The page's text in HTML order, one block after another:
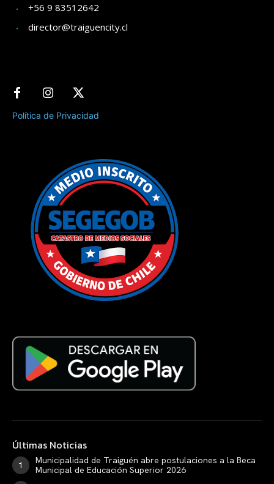
+56 9 83512642
director@traiguencity.cl
Política de Privacidad
Últimas Noticias
Municipalidad de Traiguén abre postulaciones a la Beca
Municipal de Educación Superior 2026